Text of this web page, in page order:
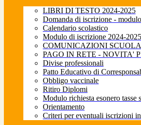
LIBRI DI TESTO 2024-2025
Domanda di iscrizione - modulo
Calendario scolastico
Modulo di iscrizione 2024-2025
COMUNICAZIONI
PAGO IN RETE - NOVITA'
Divise professionali
Patto Educativo di
Obbligo vaccinale
Ritiro Diplomi
Modulo richiesta esonero tasse
Orientamento
Criteri per eventuali iscrizioni